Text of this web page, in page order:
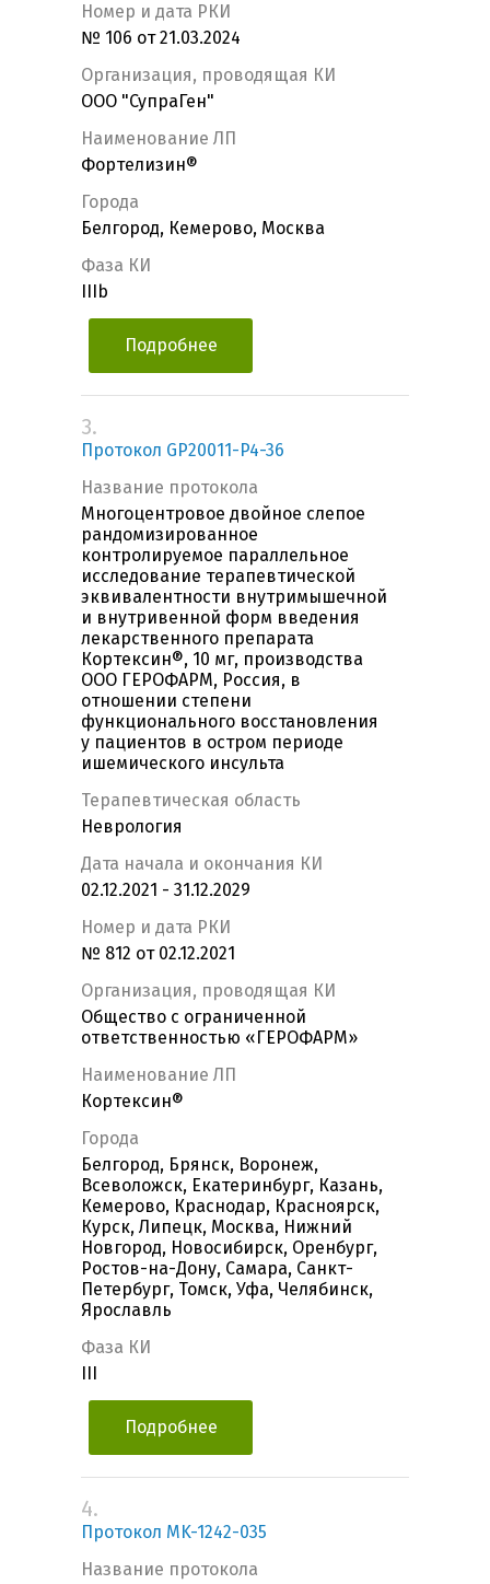
Номер и дата РКИ
№ 106 от 21.03.2024
Организация, проводящая КИ
ООО "СупраГен"
Наименование ЛП
Фортелизин®
Города
Белгород, Кемерово, Москва
Фаза КИ
IIIb
Подробнее
3.
Протокол GP20011-P4-36
Название протокола
Многоцентровое двойное слепое
рандомизированное
контролируемое параллельное
исследование терапевтической
эквивалентности внутримышечной
и внутривенной форм введения
лекарственного препарата
Кортексин®, 10 мг, производства
ООО ГЕРОФАРМ, Россия, в
отношении степени
функционального восстановления
у пациентов в остром периоде
ишемического инсульта
Терапевтическая область
Неврология
Дата начала и окончания КИ
02.12.2021 - 31.12.2029
Номер и дата РКИ
№ 812 от 02.12.2021
Организация, проводящая КИ
Общество с ограниченной
ответственностью «ГЕРОФАРМ»
Наименование ЛП
Кортексин®
Города
Белгород, Брянск, Воронеж,
Всеволожск, Екатеринбург, Казань,
Кемерово, Краснодар, Красноярск,
Курск, Липецк, Москва, Нижний
Новгород, Новосибирск, Оренбург,
Ростов-на-Дону, Самара, Санкт-
Петербург, Томск, Уфа, Челябинск,
Ярославль
Фаза КИ
Подробнее
4.
Протокол MK-1242-035
Название протокола